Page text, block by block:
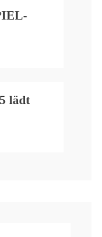
lädt